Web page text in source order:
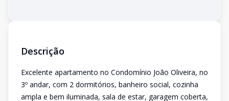
Descrição
Excelente apartamento no Condomínio João Oliveira, no
3º andar, com 2 dormitórios, banheiro social, cozinha
ampla e bem iluminada, sala de estar, garagem coberta,